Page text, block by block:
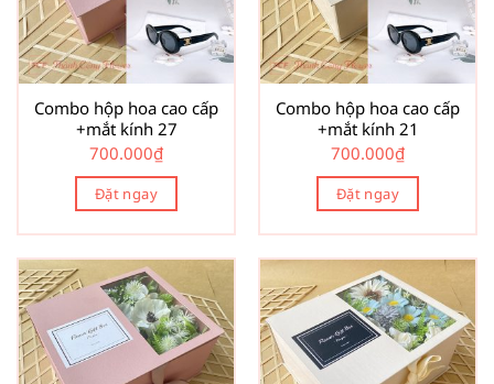
Combo hộp hoa cao cấp
+mắt kính 27
700.000₫
Đặt ngay
Combo hộp hoa cao cấp
+mắt kính 21
700.000₫
Đặt ngay